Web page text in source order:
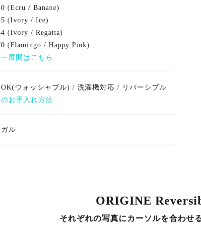
(Ecru / Banane)
(Ivory / Ice)
(Ivory / Regatta)
(Flamingo / Happy Pink)
展開はこちら
OK(ウォッシャブル) / 洗濯機対応 / リバーシブル
お手入れ方法
ル
ORIGINE
それぞれの写真にカーソルを合わせ